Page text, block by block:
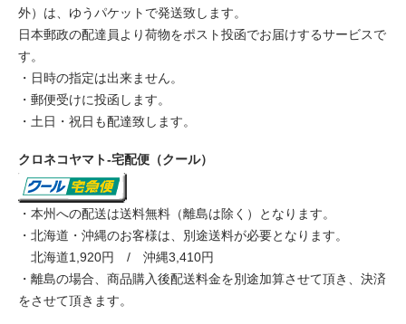
外）は、ゆうパケットで発送致します。
日本郵政の配達員より荷物をポスト投函でお届けするサービスで
す。
・日時の指定は出来ません。
・郵便受けに投函します。
・土日・祝日も配達致します。
クロネコヤマト-宅配便（クール）
・本州への配送は送料無料（離島は除く）となります。
・北海道・沖縄のお客様は、別途送料が必要となります。
北海道1,920円 / 沖縄3,410円
・離島の場合、商品購入後配送料金を別途加算させて頂き、決済
をさせて頂きます。